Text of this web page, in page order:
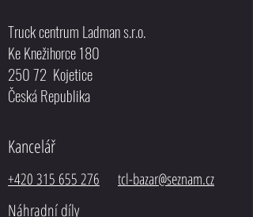
Truck centrum Ladman s.r.o.
Ke Knežihorce 180
250 72 Kojetice
Česká Republika
Kancelář
+420 315 655 276 tcl-bazar@seznam.cz
Náhradní díly